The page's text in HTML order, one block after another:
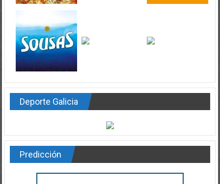
Deporte Galicia
Predicción